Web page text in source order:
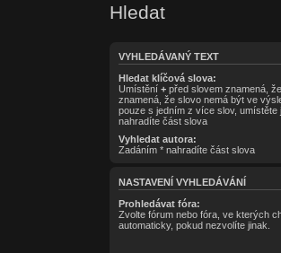
Hledat
VYHLEDÁVANÝ TEXT
Hledat klíčová slova:
Umístění + před slovem znamená,
znamená, že slovo nemá být ve
pouze s jedním z více slov,
nahradíte část slova
Vyhledat autora:
Zadáním * nahradíte část slova
NASTAVENÍ VYHLEDÁVÁNÍ
Prohledávat fóra:
Zvolte fórum nebo fóra, ve kterých
automaticky, pokud nezvolíte jinak.